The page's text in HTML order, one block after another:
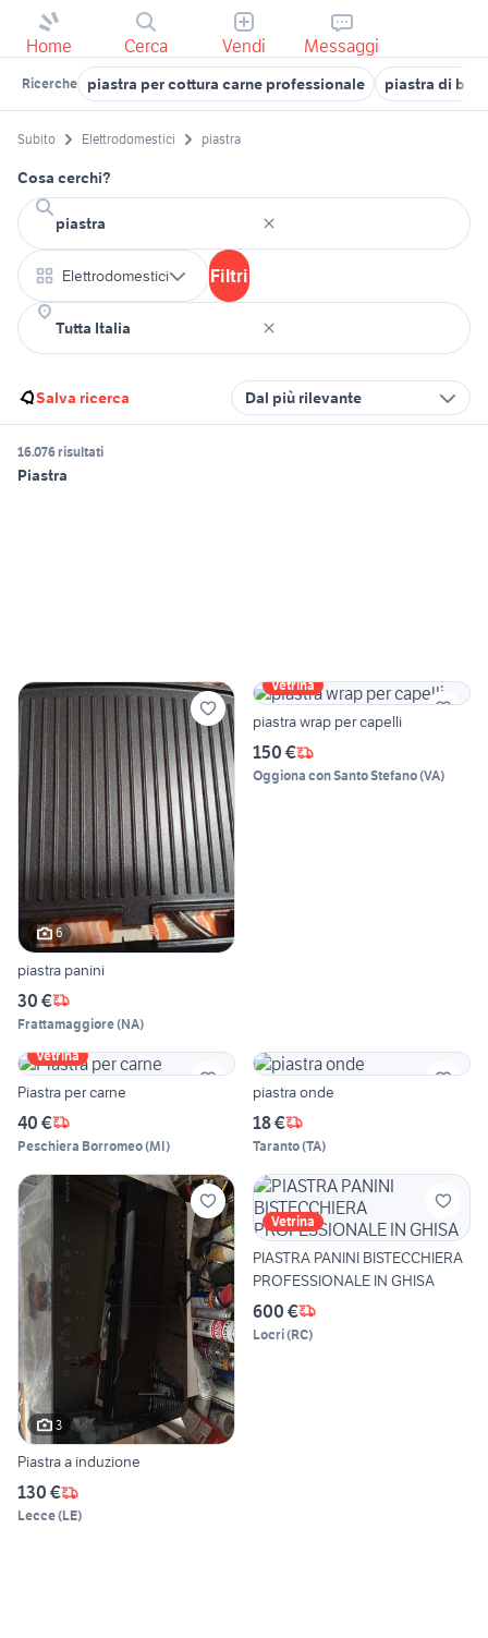
Home Cerca Vendi Messaggi
Ricerche piastra per cottura carne professionale piastra di
Subito Elettrodomestici piastra
Cosa cerchi?
Elettrodomestici Filtri
Salva ricerca Dal più rilevante
16.076 risultati
Piastra
6
piastra panini
30 €
Frattamaggiore(NA)
Vetrina
piastra wrap per capelli
150 €
Oggiona con Santo Stefano(VA)
Vetrina
Piastra per carne
40 €
Peschiera Borromeo(MI)
piastra onde
18 €
Taranto(TA)
3
Piastra a induzione
130 €
Lecce(LE)
Vetrina
PIASTRA PANINI BISTECCHIERA
PROFESSIONALE IN GHISA
600 €
Locri(RC)